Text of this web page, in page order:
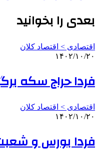
بعدی را بخوانید
اقتصادی > اقتصاد کلان
۱۴۰۲/۱۰/۲۰
فردا حراج سکه
اقتصادی > اقتصاد کلان
۱۴۰۲/۱۰/۲۰
فردا بورس و